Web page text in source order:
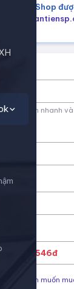
Tiktok Shop
tại
kiếm
tìm kiếm nhanh
29.546đ
Bạn muốn